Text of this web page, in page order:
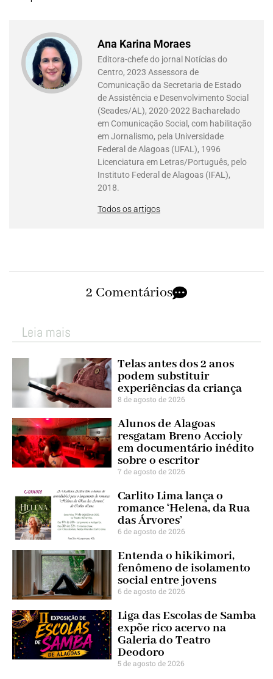
Ana Karina Moraes
Editora-chefe do jornal Notícias do
Centro, 2023 Assessora de
Comunicação da Secretaria de Estado
de Assistência e Desenvolvimento Social
(Seades/AL), 2020-2022 Bacharelado
em Comunicação Social, com habilitação
em Jornalismo, pela Universidade
Federal de Alagoas (UFAL), 1996
Licenciatura em Letras/Português, pelo
Instituto Federal de Alagoas (IFAL),
2018.
Todos os artigos
2 Comentários
Leia mais
Telas antes dos 2 anos
podem substituir
experiências da criança
8 de agosto de 2026
Alunos de Alagoas
resgatam Breno Accioly
em documentário inédito
sobre o escritor
7 de agosto de 2026
Carlito Lima lança o
romance ‘Helena, da Rua
das Árvores’
6 de agosto de 2026
Entenda o hikikimori,
fenômeno de isolamento
social entre jovens
6 de agosto de 2026
Liga das Escolas de Samba
expõe rico acervo na
Galeria do Teatro
Deodoro
5 de agosto de 2026